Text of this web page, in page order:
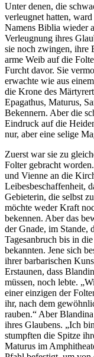
Unter denen, die
verleugnet hatten,
Namens Biblia wieder
Verleugnung ihres
sie noch zwingen, ihre
arme Weib auf die
Furcht davor. Sie
erwachte wie aus
die Krone des
Epagathus, Maturus,
Bekennern. Aber die
Eindruck auf die
nur, aber eine selige
Zuerst war sie zu
Folter gebracht
und Vienne an die
Leibesbeschaffenheit,
Gebieterin, die selbst
möchte weder Kraft
bekennen. Aber das
der Gnade, im Stande,
Tagesanbruch bis in
bekannten. Jene sich
ihrer barbarischen
Erstaunen, dass
müssen, noch lebte.
einer einzigen der
ihr, nach dem
rauben.“ Aber
ihres Glaubens. „Ich
stumpften die Spitze
Maturus im